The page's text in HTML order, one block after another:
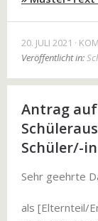
20. JULI 2021
Veröffentlicht in:
Antrag
Schüler/-in
Sehr geehrte
als [Elternteil/